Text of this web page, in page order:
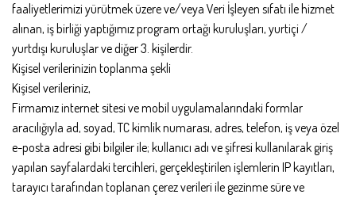
faaliyetlerimizi yürütmek üzere ve/veya Veri İşleyen sıfatı ile hizmet
alınan, iş birliği yaptığımız program ortağı kuruluşları, yurtiçi /
yurtdışı kuruluşlar ve diğer 3. kişilerdir.
Kişisel verilerinizin toplanma şekli
Kişisel verileriniz,
Firmamız internet sitesi ve mobil uygulamalarındaki formlar
aracılığıyla ad, soyad, TC kimlik numarası, adres, telefon, iş veya özel
e-posta adresi gibi bilgiler ile; kullanıcı adı ve şifresi kullanılarak giriş
yapılan sayfalardaki tercihleri, gerçekleştirilen işlemlerin IP kayıtları,
tarayıcı tarafından toplanan çerez verileri ile gezinme süre ve